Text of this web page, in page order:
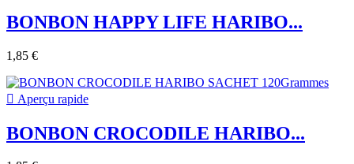
BONBON HAPPY LIFE HARIBO...
1,85 €
 Aperçu rapide
BONBON CROCODILE HARIBO...